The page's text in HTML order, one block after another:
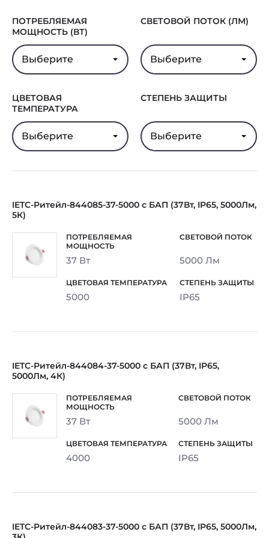
ПОТРЕБЛЯЕМАЯ
МОЩНОСТЬ (ВТ)
Выберите
СВЕТОВОЙ ПОТОК (ЛМ)
Выберите
ЦВЕТОВАЯ
ТЕМПЕРАТУРА
Выберите
СТЕПЕНЬ ЗАЩИТЫ
Выберите
IETC-Ритейл-844085-37-5000 с БАП (37Вт, IP65, 5000Лм,
5К)
37 Вт 5000 Лм
5000 IP65
IETC-Ритейл-844084-37-5000 с БАП (37Вт, IP65,
5000Лм, 4К)
37 Вт 5000 Лм
4000 IP65
IETC-Ритейл-844083-37-5000 с БАП (37Вт, IP65, 5000Лм,